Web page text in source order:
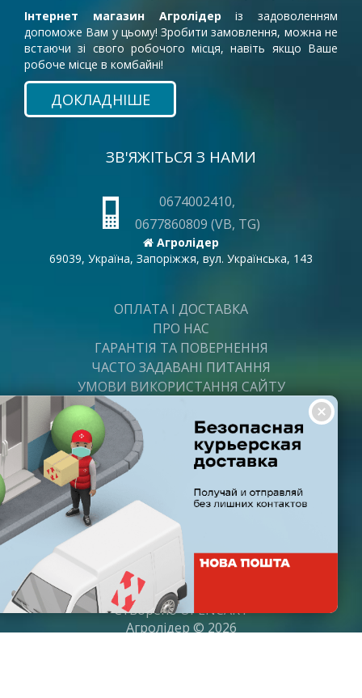
Інтернет магазин Агролідер із задоволенням
допоможе Вам у цьому! Зробити замовлення, можна не
встаючи зі свого робочого місця, навіть якщо Ваше
робоче місце в комбайні!
ДОКЛАДНІШЕ
ЗВ'ЯЖІТЬСЯ З НАМИ
0674002410,
0677860809 (VB, TG)
Агролідер
69039, Україна, Запоріжжя, вул. Українська, 143
ОПЛАТА І ДОСТАВКА
ПРО НАС
ГАРАНТІЯ ТА ПОВЕРНЕННЯ
ЧАСТО ЗАДАВАНІ ПИТАННЯ
УМОВИ ВИКОРИСТАННЯ САЙТУ
ПОСТАЧАЛЬНИКАМ
ПАРТНЕРИ
ГРАФІК РОБОТИ
Пн-Пт: з 8:00 до 21:00
Субота: з 9:00 до 20:00
Неділя: з 10:00 до 19:00
СтвореноOPENCART
Агролідер © 2026